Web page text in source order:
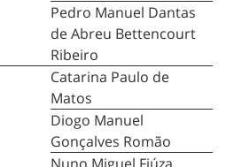
Pedro Manuel Dantas
de Abreu Bettencourt
Ribeiro
Catarina Paulo de
Matos
Diogo Manuel
Gonçalves Romão